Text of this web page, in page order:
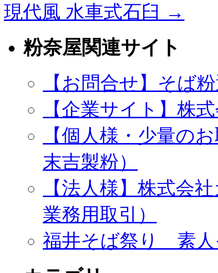
現代風 水車式石臼 →
粉奈屋関連サイト
【お問合せ】そば
【企業サイト】株
【個人様・少量の
末吉製粉）
【法人様】株式会
業務用取引）
福井そば祭り 素人